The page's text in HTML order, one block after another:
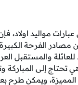
مواليد اولاد،
مصادر الفرحة
للعائلة والمستقبل
تحتاج إلى المباركة
المميزة، ويمكن طرح